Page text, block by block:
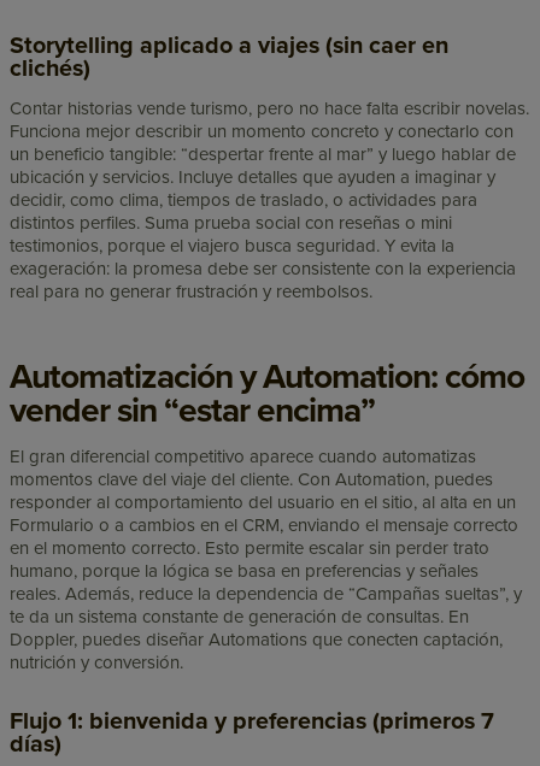
Storytelling aplicado a viajes (sin caer en
clichés)
Contar historias vende turismo, pero no hace falta escribir novelas.
Funciona mejor describir un momento concreto y conectarlo con
un beneficio tangible: “despertar frente al mar” y luego hablar de
ubicación y servicios. Incluye detalles que ayuden a imaginar y
decidir, como clima, tiempos de traslado, o actividades para
distintos perfiles. Suma prueba social con reseñas o mini
testimonios, porque el viajero busca seguridad. Y evita la
exageración: la promesa debe ser consistente con la experiencia
real para no generar frustración y reembolsos.
Automatización y Automation: cómo
vender sin “estar encima”
El gran diferencial competitivo aparece cuando automatizas
momentos clave del viaje del cliente. Con Automation, puedes
responder al comportamiento del usuario en el sitio, al alta en un
Formulario o a cambios en el CRM, enviando el mensaje correcto
en el momento correcto. Esto permite escalar sin perder trato
humano, porque la lógica se basa en preferencias y señales
reales. Además, reduce la dependencia de “Campañas sueltas”, y
te da un sistema constante de generación de consultas. En
Doppler, puedes diseñar Automations que conecten captación,
nutrición y conversión.
Flujo 1: bienvenida y preferencias (primeros 7
días)